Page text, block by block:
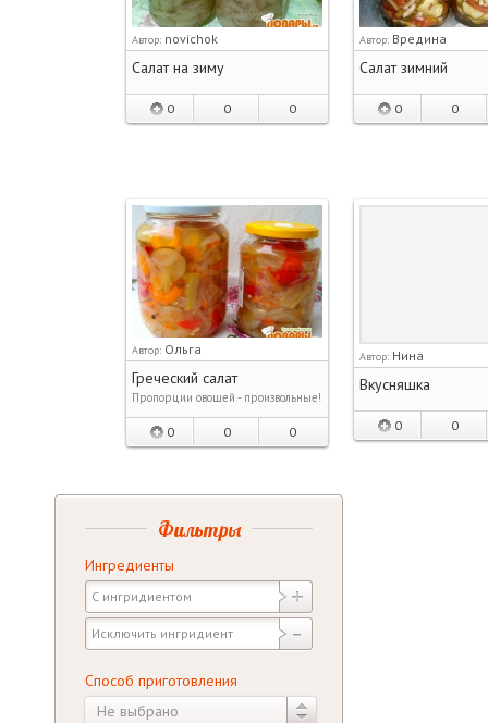
Автор: novichok
Салат на зиму
0 0 0
Автор: Вредина
Салат зимний
0 0
Автор: Ольга
Греческий салат
Пропорции овощей - произвольные!
0 0 0
Автор: Нина
Вкусняшка
0 0
Фильтры
Ингредиенты
Способ приготовления
Не выбрано